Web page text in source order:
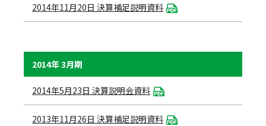
2014年11月20日 決算補足説明資料
2014年 3月期
2014年5月23日 決算説明会資料
2013年11月26日 決算補足説明資料